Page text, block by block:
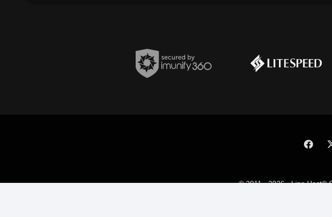
© 2011 - 2026 - Line Host®